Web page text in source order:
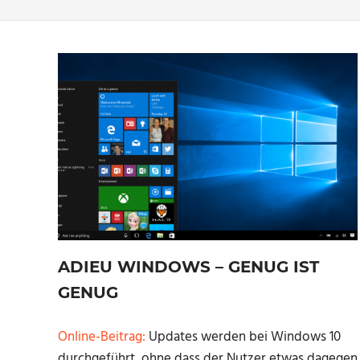
ADIEU WINDOWS – GENUG IST
GENUG
Online-Beitrag: Updates werden bei Windows 10